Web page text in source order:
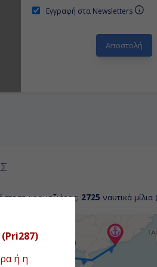
ή η
Εγγραφή στα Newsletters
κρουαζιέρας: 2725 ναυτικά